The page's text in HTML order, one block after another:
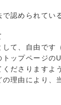
認められてい
て、自由です
トップページ
ださりますよ
理由により